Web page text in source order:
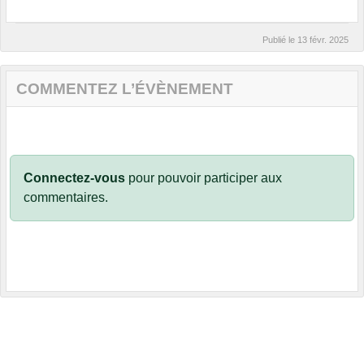
Publié le 13 févr. 2025
COMMENTEZ L’ÉVÈNEMENT
Connectez-vous pour pouvoir participer aux
commentaires.